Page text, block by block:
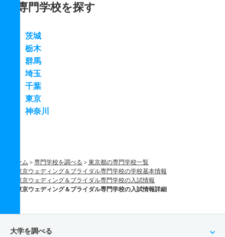
専門学校を探す
茨城
栃木
群馬
埼玉
千葉
東京
神奈川
ホーム 専門学校を調べる
東京都の専門学校一覧
東京ウェディング＆ブライダル専門学校の学校基本情報
東京ウェディング＆ブライダル専門学校の入試情報
東京ウェディング＆ブライダル専門学校の入試情報詳細
大学を調べる